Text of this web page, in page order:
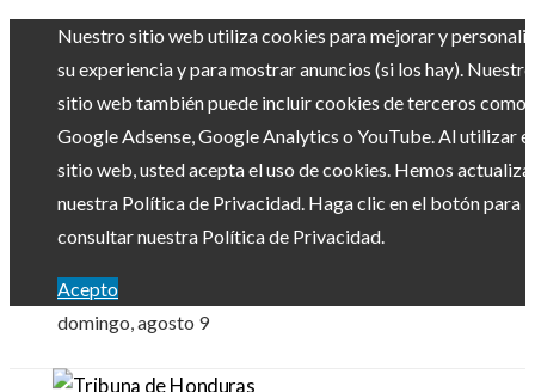
Nuestro sitio web utiliza cookies para mejorar y
su experiencia y para mostrar anuncios (si los hay). Nuestro
sitio web también puede incluir cookies de terceros como
Google Adsense, Google Analytics o YouTube. Al utilizar el
sitio web, usted acepta el uso de cookies. Hemos
nuestra Política de Privacidad. Haga clic en el botón para
consultar nuestra Política de Privacidad.
Acepto
domingo, agosto 9